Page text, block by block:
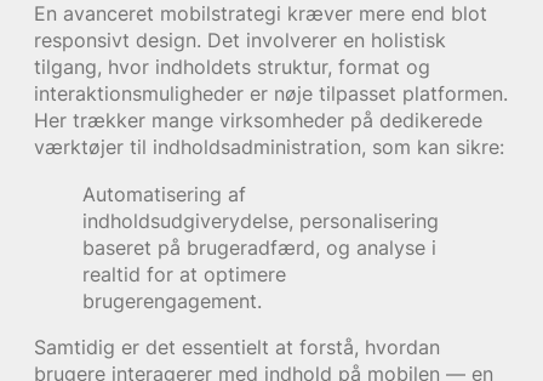
En avanceret mobilstrategi kræver mere end blot
responsivt design. Det involverer en holistisk
tilgang, hvor indholdets struktur, format og
interaktionsmuligheder er nøje tilpasset platformen.
Her trækker mange virksomheder på dedikerede
værktøjer til indholdsadministration, som kan sikre:
Automatisering af
indholdsudgiverydelse, personalisering
baseret på brugeradfærd, og analyse i
realtid for at optimere
brugerengagement.
Samtidig er det essentielt at forstå, hvordan
brugere interagerer med indhold på mobilen — en